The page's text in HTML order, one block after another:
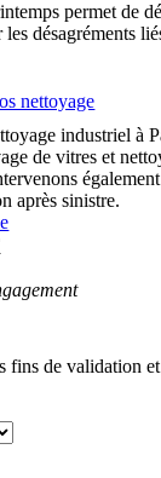
permet de
désagréments
nettoyage
industriel à
de vitres et
après sinistre.
fins de validation